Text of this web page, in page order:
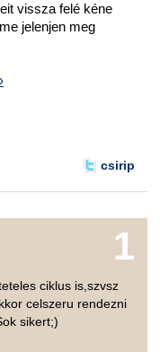
vissza felé kéne
jelenjen meg
csirip
1
ciklus is,szvsz
celszeru rendezni
sikert;)